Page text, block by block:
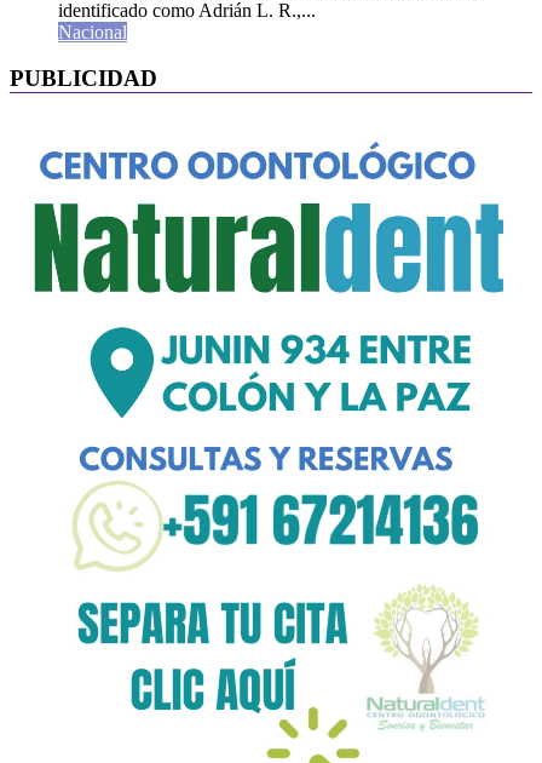
identificado como Adrián L. R.,...
Nacional
PUBLICIDAD